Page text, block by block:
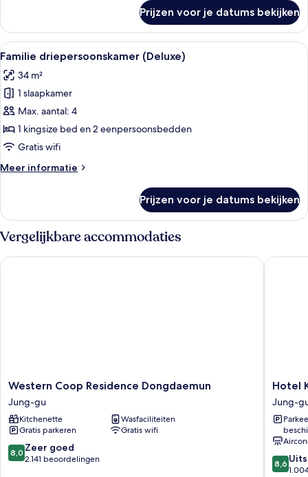
Suite
Family
Triple
Prijzen voor je datums bekijken
Alle
foto's
voor
Familie
driepersoonskamer
(Deluxe)
laden
Een hotelkamer met twee bedden,
4
Familie driepersoonskamer (Deluxe)
34 m²
1 slaapkamer
Max. aantal: 4
1 kingsize bed en 2 eenpersoonsbedden
Gratis wifi
Meer informatie
Meer
driepersoonskamer
(Deluxe)
Prijzen voor je datums bekijken
Vergelijkbare accommodaties
Western
Coop
Residence
Dongdaemun
Jung-
gu
Western Coop Residence Dongdaemun
Jung-gu
Kitchenette
Wasfaciliteiten
Gratis parkeren
Gratis wifi
8.0
van
8,0 Zeer goed
2.141 beoordelingen
Western Coop Residence Dongdaemun
Hotel
Kukdo
Jung-
gu
Hotel
Jung-
8.6
van
8,6
Hotel